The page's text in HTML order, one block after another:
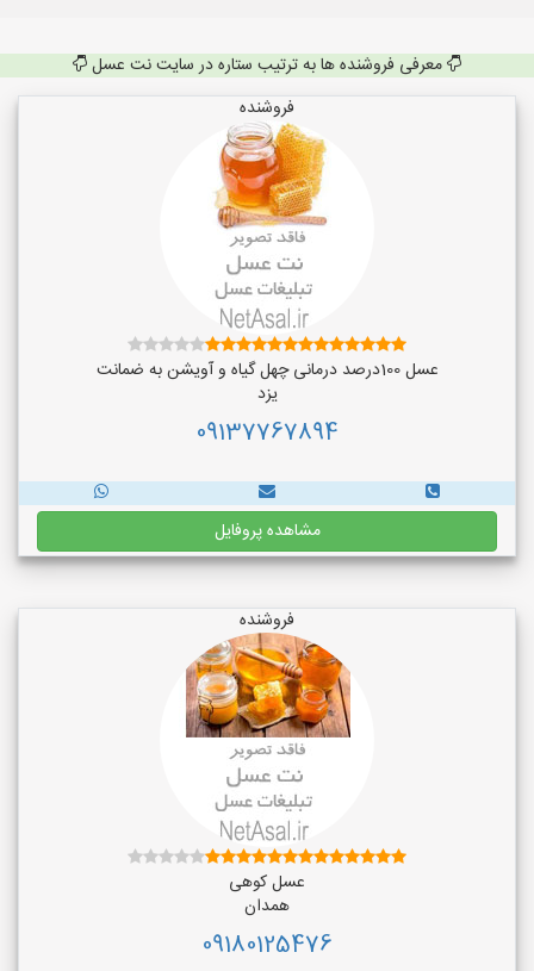
معرفی فروشنده ها به ترتیب ستاره در سایت نت عسل
فروشنده
عسل 100درصد درمانی چهل گیاه و آویشن به ضمانت
یزد
09137767894
مشاهده پروفایل
فروشنده
عسل کوهی
همدان
09180125476